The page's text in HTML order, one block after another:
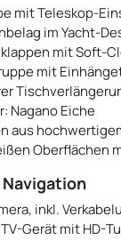
mit Teleskop-
im Yacht-
mit Soft-
mit
Nagano Eiche
aus
Oberflächen
inkl.
Gerät mit HD-